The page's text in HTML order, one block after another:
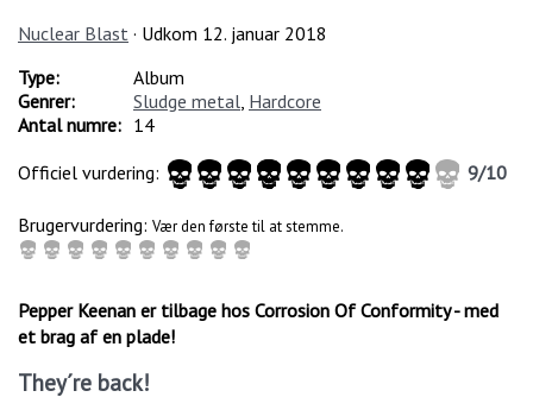
Nuclear Blast · Udkom 12. januar 2018
Type:
Album
Genrer:
Sludge metal Hardcore
Antal numre: 14
Officiel vurdering:
9/10
Brugervurdering: Vær den første til at stemme.
Pepper Keenan er tilbage hos Corrosion Of Conformity - med
et brag af en plade!
They´re back!